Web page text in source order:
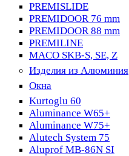
PREMISLIDE
PREMIDOOR 76 mm
PREMIDOOR 88 mm
PREMILINE
MACO SKB-S, SE, Z
Изделия из Алюминия
Окна
Kurtoglu 60
Aluminance W65+
Aluminance W75+
Alutech System 75
Aluprof MB-86N SI